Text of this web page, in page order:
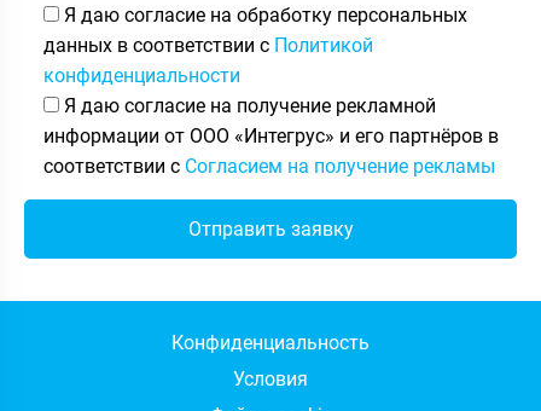
Я даю согласие на обработку персональных
данных в соответствии с Политикой
конфиденциальности
Я даю согласие на получение рекламной
информации от ООО «Интегрус» и его партнёров в
соответствии с Согласием на получение рекламы
Конфиденциальность
Условия